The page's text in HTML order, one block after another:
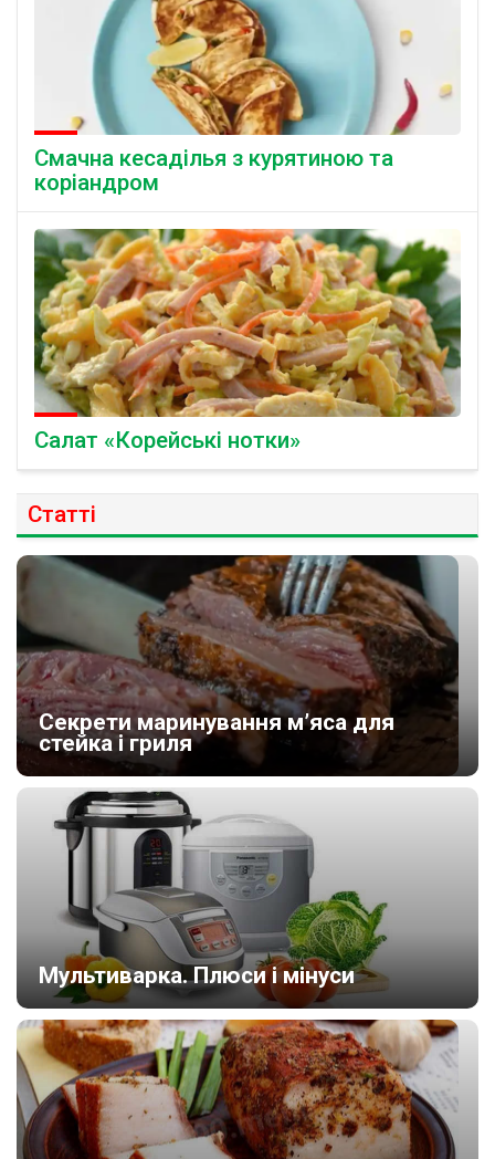
Смачна кесаділья з курятиною та
коріандром
Салат «Корейські нотки»
Статті
Секрети маринування м’яса для
стейка і гриля
Мультиварка. Плюси і мінуси